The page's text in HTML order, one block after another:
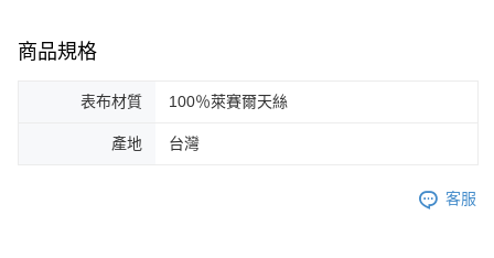
商品規格
表布材質 100％萊賽爾天絲
產地 台灣
客服